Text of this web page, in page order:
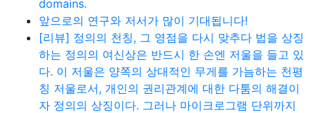
domains.
앞으로의 연구와 저서가 많이 기대됩니다!
[리뷰] 정의의 천칭, 그 영점을 다시 맞추다 법을 상징
하는 정의의 여신상은 반드시 한 손엔 저울을 들고 있
다. 이 저울은 양쪽의 상대적인 무게를 가늠하는 천평
칭 저울로서, 개인의 권리관계에 대한 다툼의 해결이
자 정의의 상징이다. 그러나 마이크로그램 단위까지